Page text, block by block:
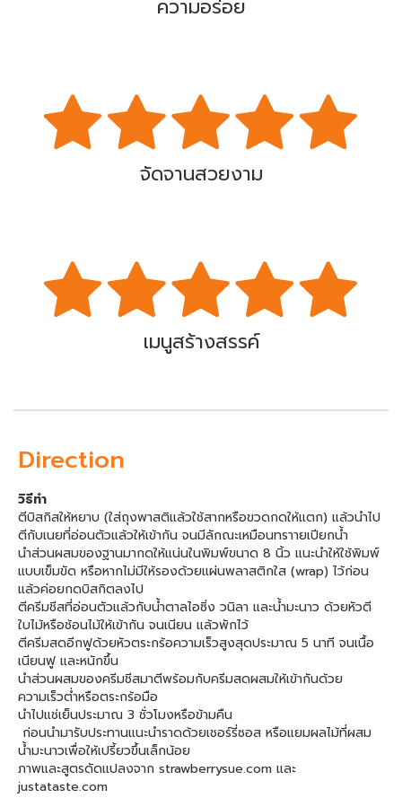
ความอร่อย
จัดจานสวยงาม
เมนูสร้างสรรค์
Direction
วิธีทำ
ตีบิสกิสให้หยาบ (ใส่ถุงพาสติแล้วใช้สากหรือขวดกดให้แตก) แล้วนำไป
ตีกับเนยที่อ่อนตัวแล้วให้เข้ากัน จนมีลักณะเหมือนทราายเปียกน้ำ
นำส่วนผสมของฐานมากดให้แน่นในพิมพ์ขนาด 8 นิ้ว แนะนำให้ใช้พิมพ์
แบบเข็มขัด หรือหากไม่มีให้รองด้วยแผ่นพลาสติกใส (wrap) ไว้ก่อน
แล้วค่อยกดบิสกิตลงไป
ตีครีมชีสที่อ่อนตัวแล้วกับน้ำตาลไอซิ่ง วนิลา และน้ำมะนาว ด้วยหัวตี
ใบไม้หรือช้อนไม้ให้เข้ากัน จนเนียน แล้วพักไว้
ตีครีมสดอีกฟูด้วยหัวตระกร้อความเร็วสูงสุดประมาณ 5 นาที จนเนื้อ
เนียนฟู และหนักขึ้น
นำส่วนผสมของครีมชีสมาตีพร้อมกับครีมสดผสมให้เข้ากันด้วย
ความเร็วต่ำหรือตระกร้อมือ
นำไปแช่เย็นประมาณ 3 ชั่วโมงหรือข้ามคืน
ก่อนนำมารับประทานแนะนำราดด้วยเชอร์รี่ซอส หรือแยมผลไม้ที่ผสม
น้ำมะนาวเพื่อให้เปรี้ยวขึ้นเล็กน้อย
ภาพและสูตรดัดแปลงจาก strawberrysue.com และ
justataste.com